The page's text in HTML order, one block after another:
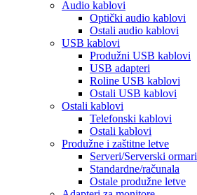
Audio kablovi
Optički audio kablovi
Ostali audio kablovi
USB kablovi
Produžni USB kablovi
USB adapteri
Roline USB kablovi
Ostali USB kablovi
Ostali kablovi
Telefonski kablovi
Ostali kablovi
Produžne i zaštitne letve
Serveri/Serverski ormari
Standardne/računala
Ostale produžne letve